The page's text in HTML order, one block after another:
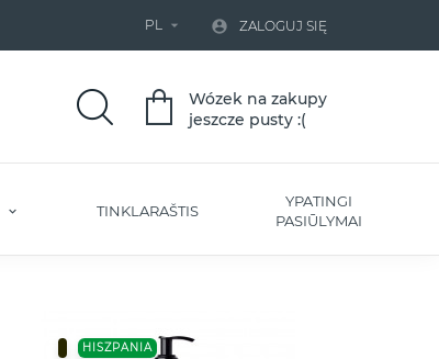
PL   ZALOGUJ SIĘ
Wózek na zakupy
jeszcze pusty :(
TINKLARAŠTIS
YPATINGI
PASIŪLYMAI
HISZPANIA